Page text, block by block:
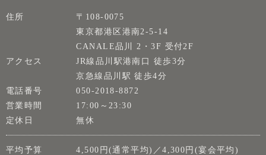
住所
〒108-0075
東京都港区港南2-5-14
CANALE品川 2・3F 受付2F
アクセス
JR線品川駅港南口 徒歩3分
京急線品川駅 徒歩4分
電話番号
050-2018-8872
営業時間
17:00～23:30
定休日
無休
平均予算
4,500円(通常平均)／4,300円(宴会平均)